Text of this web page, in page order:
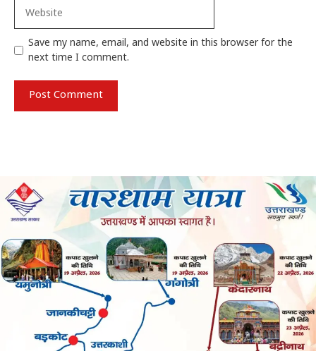
Website
Save my name, email, and website in this browser for the
next time I comment.